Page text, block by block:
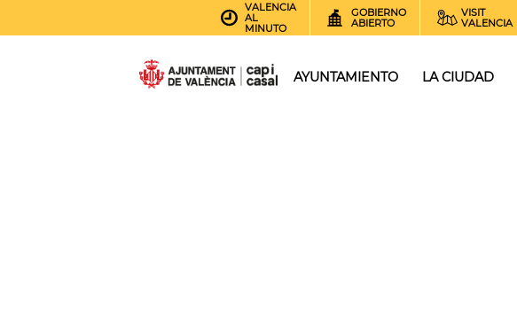
VALENCIA
AL
MINUTO
GOBIERNO
ABIERTO
VISIT
VALENCIA
AYUNTAMIENTO LA CIUDAD